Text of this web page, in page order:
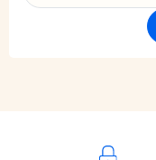
Déclinaison du